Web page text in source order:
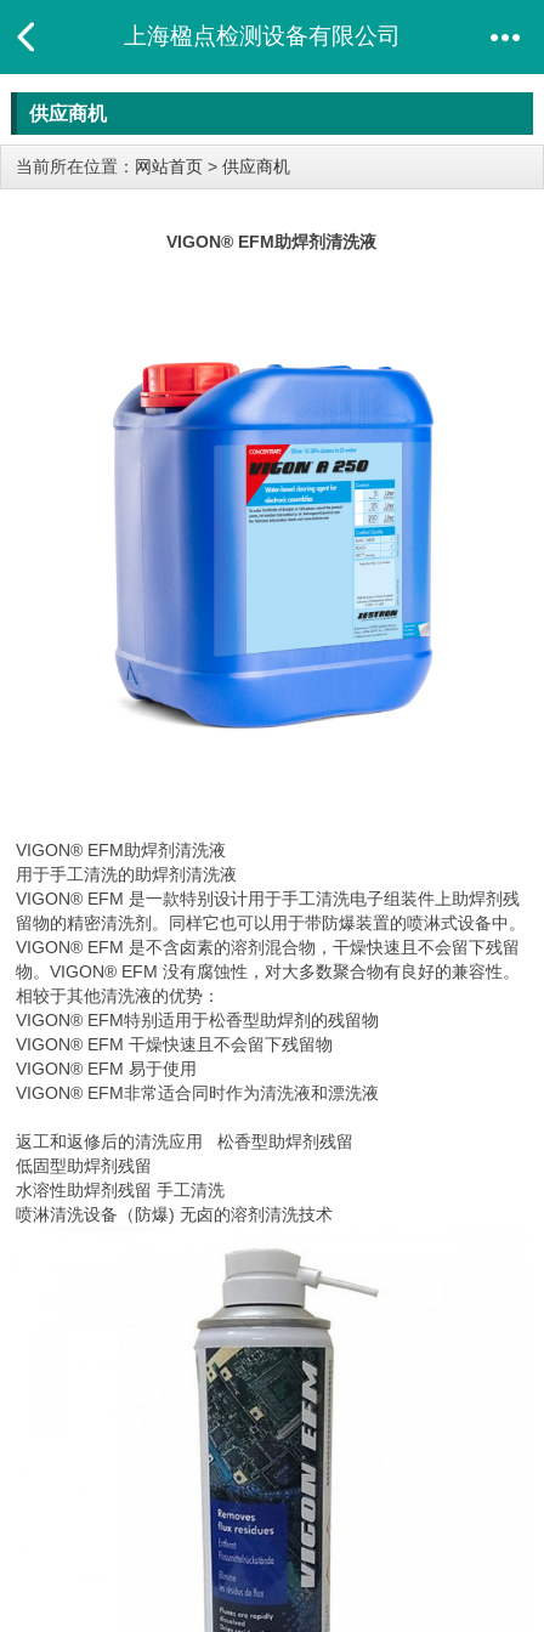
上海楹点检测设备有限公司
供应商机
当前所在位置： 网站首页 > 供应商机
VIGON® EFM助焊剂清洗液
VIGON® EFM助焊剂清洗液
用于手工清洗的助焊剂清洗液
VIGON® EFM 是一款特别设计用于手工清洗电子组装件上助焊剂残
留物的精密清洗剂。同样它也可以用于带防爆装置的喷淋式设备中。
VIGON® EFM 是不含卤素的溶剂混合物，干燥快速且不会留下残留
物。VIGON® EFM 没有腐蚀性，对大多数聚合物有良好的兼容性。
相较于其他清洗液的优势：
VIGON® EFM特别适用于松香型助焊剂的残留物
VIGON® EFM 干燥快速且不会留下残留物
VIGON® EFM 易于使用
VIGON® EFM非常适合同时作为清洗液和漂洗液
返工和返修后的清洗应用 松香型助焊剂残留
低固型助焊剂残留
水溶性助焊剂残留 手工清洗
喷淋清洗设备（防爆) 无卤的溶剂清洗技术